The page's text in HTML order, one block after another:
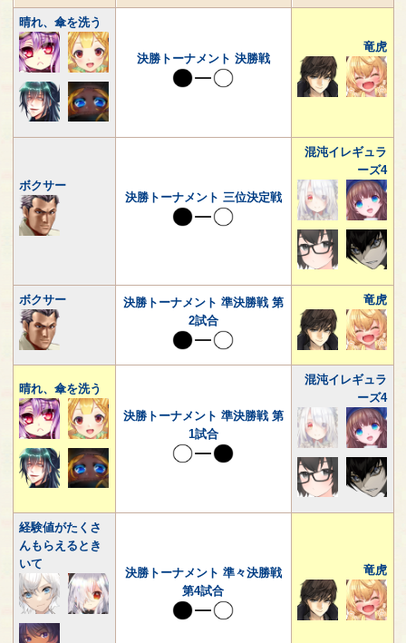
晴れ、傘を洗う
決勝トーナメント 決勝戦
竜虎
ボクサー
決勝トーナメント 三位決定戦
混沌イレギュラ
ーズ4
ボクサー
決勝トーナメント 準決勝戦 第
2試合
竜虎
晴れ、傘を洗う
決勝トーナメント 準決勝戦 第
1試合
混沌イレギュラ
ーズ4
経験値がたくさ
んもらえるとき
いて
決勝トーナメント 準々決勝戦
第4試合
竜虎